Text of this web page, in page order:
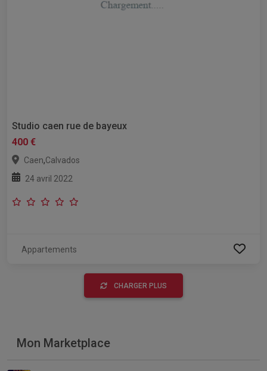
Studio caen rue de bayeux
400 €
Caen,Calvados
24 avril 2022
Appartements
CHARGER PLUS
Mon Marketplace